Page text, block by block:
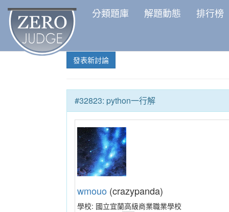
分類題庫 解題動態 排行榜
發表新討論
#32823: python一行解
wmouo (crazypanda)
學校: 國立宜蘭高級商業職業學校